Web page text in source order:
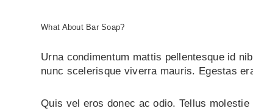
What About Bar Soap?
Urna condimentum mattis pellentesque id
nunc scelerisque viverra mauris. Egestas
Quis vel eros donec ac odio. Tellus